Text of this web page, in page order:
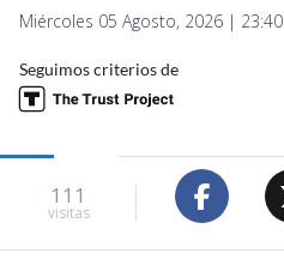
Miércoles 05 Agosto, 2026 | 23:40
Seguimos criterios de
111
visitas